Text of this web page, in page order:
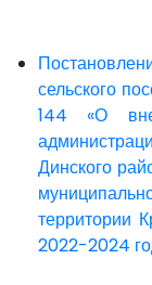
сельского
144 «О
Динского
территории
2022-2024